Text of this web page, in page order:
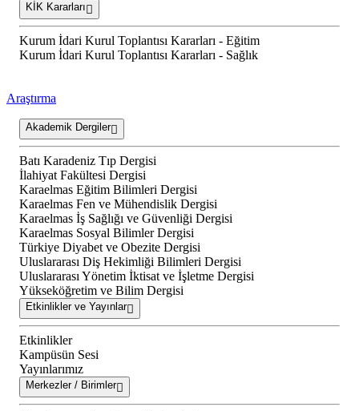
KİK Kararları
Kurum İdari Kurul Toplantısı Kararları - Eğitim
Kurum İdari Kurul Toplantısı Kararları - Sağlık
Araştırma
Akademik Dergiler
Batı Karadeniz Tıp Dergisi
İlahiyat Fakültesi Dergisi
Karaelmas Eğitim Bilimleri Dergisi
Karaelmas Fen ve Mühendislik Dergisi
Karaelmas İş Sağlığı ve Güvenliği Dergisi
Karaelmas Sosyal Bilimler Dergisi
Türkiye Diyabet ve Obezite Dergisi
Uluslararası Diş Hekimliği Bilimleri Dergisi
Uluslararası Yönetim İktisat ve İşletme Dergisi
Yükseköğretim ve Bilim Dergisi
Etkinlikler ve Yayınlar
Etkinlikler
Kampüsün Sesi
Yayınlarımız
Merkezler / Birimler